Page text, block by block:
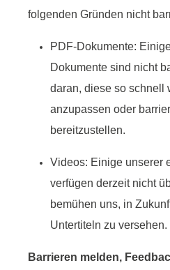
folgenden Gründen nicht
PDF-Dokumente:
Dokumente sind nicht
daran, diese so schnell
anzupassen oder
bereitzustellen.
Videos: Einige unserer
verfügen derzeit nicht
bemühen uns, in
Untertiteln zu versehen.
Barrieren melden,